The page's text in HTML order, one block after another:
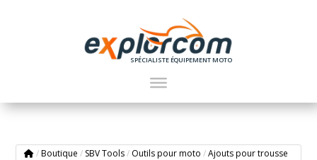
SPÉCIALISTE ÉQUIPEMENT MOTO
/ Boutique / SBV Tools / Outils pour moto / Ajouts pour trousse